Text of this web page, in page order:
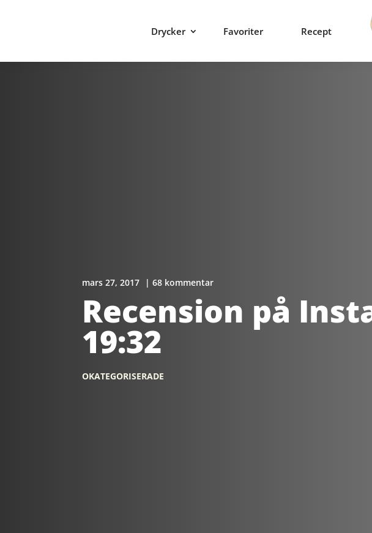
Drycker Favoriter Recept
mars 27, 2017 | 68 kommentar
Recension på
19:32
OKATEGORISERADE